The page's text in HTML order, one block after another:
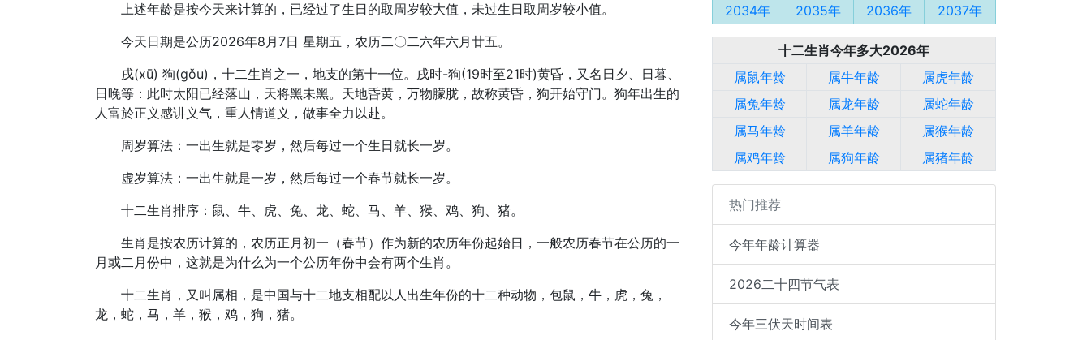
上述年龄是按今天来计算的，已经过了生日的取周岁较大值，未过生日取周岁较小值。
今天日期是公历2026年8月7日 星期五，农历二〇二六年六月廿五。
戌(xū) 狗(gǒu)，十二生肖之一，地支的第十一位。戌时-狗(19时至21时)黄昏，又名日夕、日暮、
日晚等：此时太阳已经落山，天将黑未黑。天地昏黄，万物朦胧，故称黄昏，狗开始守门。狗年出生的
人富於正义感讲义气，重人情道义，做事全力以赴。
周岁算法：一出生就是零岁，然后每过一个生日就长一岁。
虚岁算法：一出生就是一岁，然后每过一个春节就长一岁。
十二生肖排序：鼠、牛、虎、兔、龙、蛇、马、羊、猴、鸡、狗、猪。
生肖是按农历计算的，农历正月初一（春节）作为新的农历年份起始日，一般农历春节在公历的一
月或二月份中，这就是为什么为一个公历年份中会有两个生肖。
十二生肖，又叫属相，是中国与十二地支相配以人出生年份的十二种动物，包鼠，牛，虎，兔，
龙，蛇，马，羊，猴，鸡，狗，猪。
2034年
2035年 2036年 2037年
十二生肖今年多大2026年
属鼠年龄
属牛年龄
属虎年龄
属兔年龄
属龙年龄
属蛇年龄
属马年龄
属羊年龄
属猴年龄
属鸡年龄
属狗年龄 属猪年龄
热门推荐
今年年龄计算器
2026二十四节气表
今年三伏天时间表